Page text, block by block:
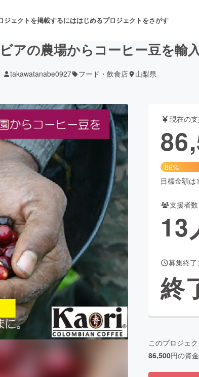
ジェクトを掲載するにははじめるプロジェクトをさがす
舞台・パフォーマンス
サービス開発 フード・飲食店
誌出版 アニメ・漫画
ジ ビューティー・ヘルスケア
CAMPFIRE for Social Good
CAMPFIRE Creation
CAMPFIREふるさと納税
machi-yaコミュニティ
アの農場からコーヒー豆を
takawatanabe0927 フード・飲食店 山梨県
現在の
86%
目標金額は
支援者数
13
募集終了
終
このプロジェク
86,500円の資